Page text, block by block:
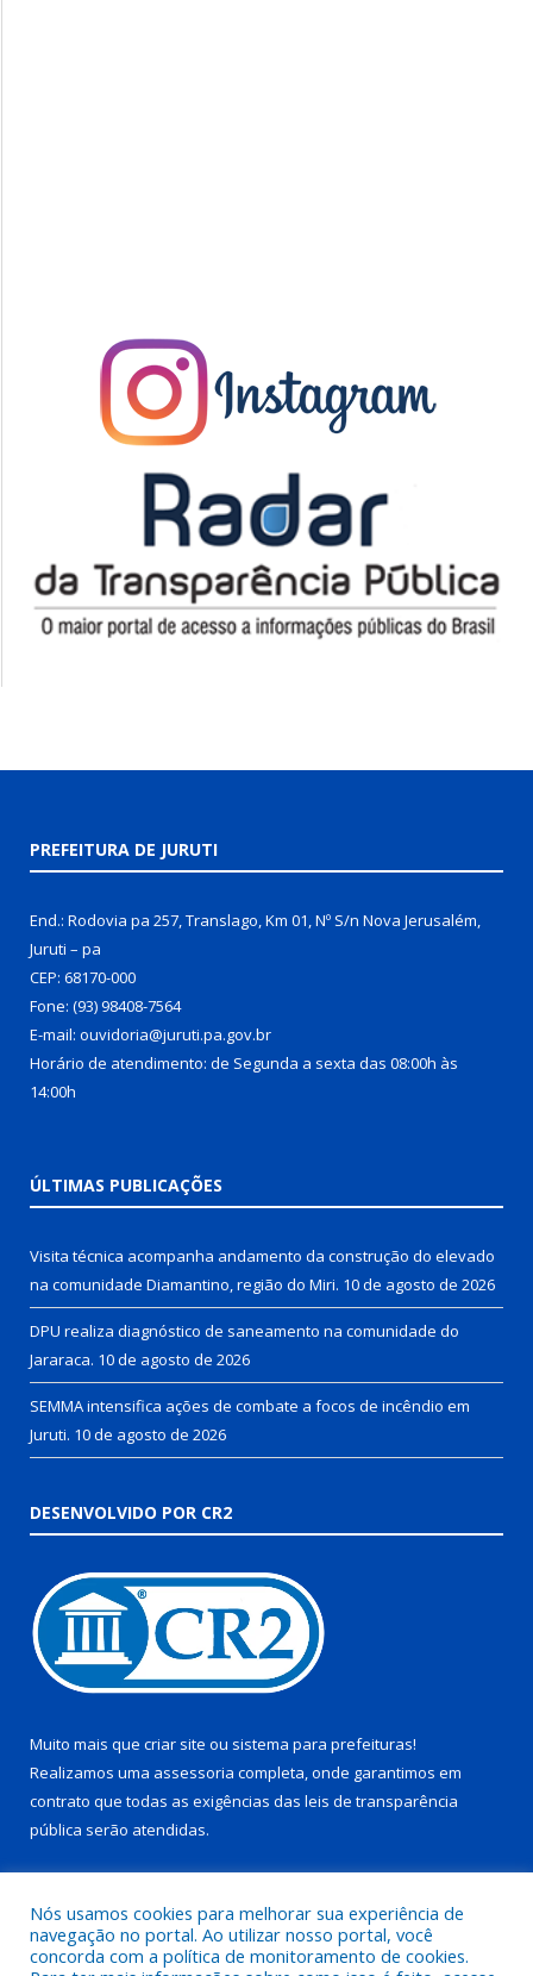
PREFEITURA DE JURUTI
End.: Rodovia pa 257, Translago, Km 01, Nº S/n Nova Jerusalém,
Juruti – pa
CEP: 68170-000
Fone: (93) 98408-7564
E-mail: ouvidoria@juruti.pa.gov.br
Horário de atendimento: de Segunda a sexta das 08:00h às
14:00h
ÚLTIMAS PUBLICAÇÕES
Visita técnica acompanha andamento da construção do elevado
na comunidade Diamantino, região do Miri. 10 de agosto de 2026
DPU realiza diagnóstico de saneamento na comunidade do
Jararaca. 10 de agosto de 2026
SEMMA intensifica ações de combate a focos de incêndio em
Juruti. 10 de agosto de 2026
DESENVOLVIDO POR CR2
Muito mais que criar site ou sistema para prefeituras!
Realizamos uma assessoria completa, onde garantimos em
contrato que todas as exigências das leis de transparência
pública serão atendidas.
Nós usamos cookies para melhorar sua experiência de
navegação no portal. Ao utilizar nosso portal, você
concorda com a política de monitoramento de cookies.